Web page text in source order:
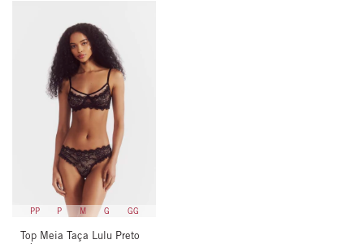
PP P M G GG
Top Meia Taça Lulu Preto